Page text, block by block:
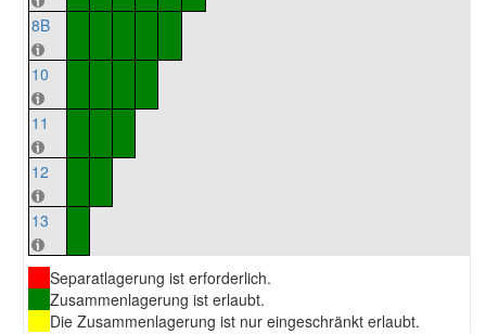
8B
10
11
12
13
Separatlagerung ist erforderlich.
Zusammenlagerung ist erlaubt.
Die Zusammenlagerung ist nur eingeschränkt erlaubt.